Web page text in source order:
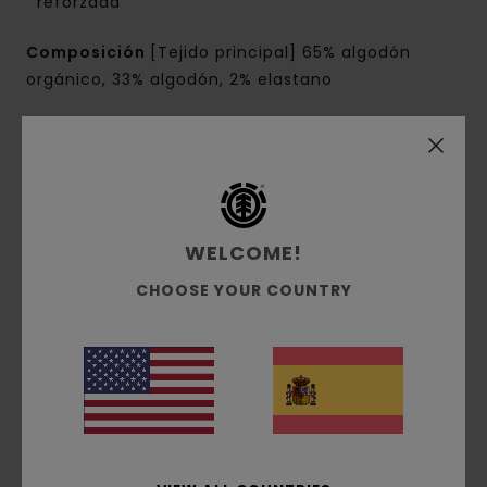
Composición
[Tejido principal] 65% algodón
orgánico, 33% algodón, 2% elastano
Reseñas de los clientes
5.0 /5
WELCOME!
CHOOSE YOUR COUNTRY